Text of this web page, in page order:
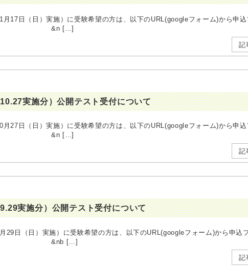
17日（日）実施）に受験希望の方は、以下のURL(googleフォーム)から申込
い。 &n […]
記
実施分）公開テスト受付について
27日（日）実施）に受験希望の方は、以下のURL(googleフォーム)から申込
い。 &n […]
記
実施分）公開テスト受付について
日（日）実施）に受験希望の方は、以下のURL(googleフォーム)から申込
い。 &nb […]
記